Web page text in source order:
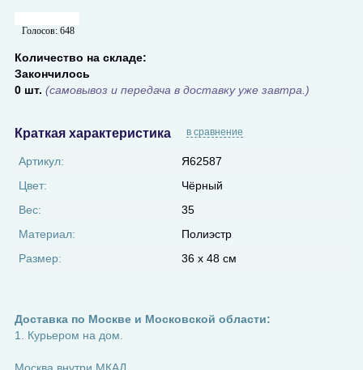
Голосов: 648
Количество на складе:
Закончилось
0 шт. (самовывоз и передача в доставку уже завтра.)
Краткая характеристика в сравнение
Артикул:
Я62587
Цвет:
Чёрный
Вес:
35
Материал:
Полиэстр
Размер:
36 x 48 см
Доставка по Москве и Московской области:
1. Курьером на дом.